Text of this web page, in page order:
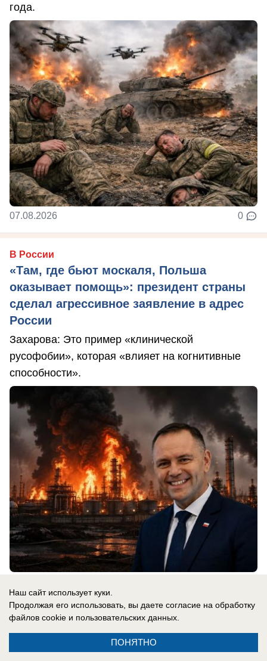
года.
07.08.2026 0
В России
«Там, где бьют москаля, Польша
оказывает помощь»: президент страны
сделал агрессивное заявление в адрес
России
Захарова: Это пример «клинической
русофобии», которая «влияет на когнитивные
способности».
Новости СМИ2
Наш сайт использует куки.
Продолжая его использовать, вы даете согласие на обработку
файлов cookie и пользовательских данных.
ПОНЯТНО